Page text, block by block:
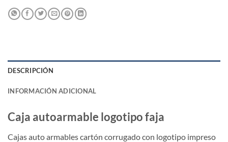
DESCRIPCIÓN
INFORMACIÓN ADICIONAL
Caja autoarmable logotipo faja
Cajas auto armables cartón corrugado con logotipo impreso